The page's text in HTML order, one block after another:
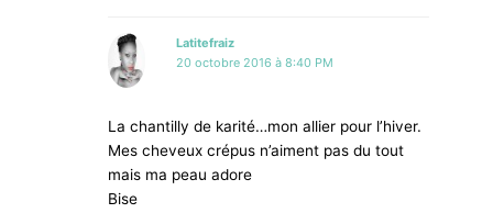
Latitefraiz
20 octobre 2016 à 8:40 PM
La chantilly de karité…mon allier pour l’hiver.
Mes cheveux crépus n’aiment pas du tout
mais ma peau adore
Bise